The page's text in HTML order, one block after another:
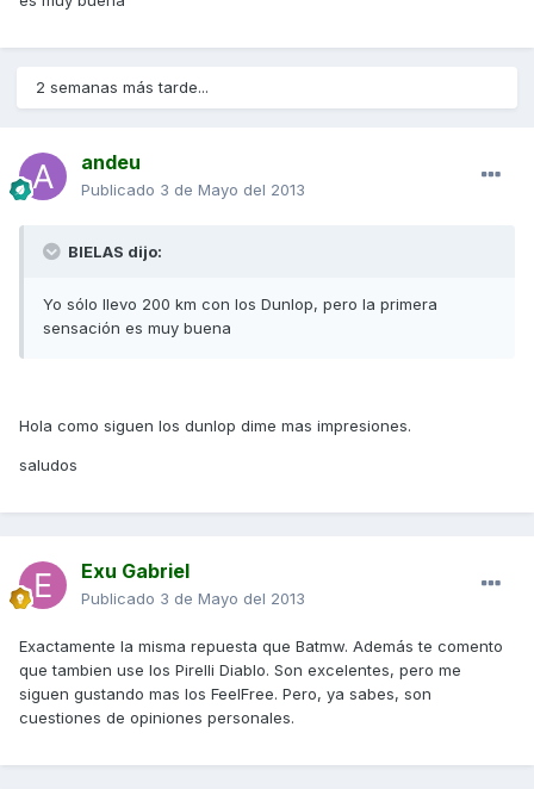
2 semanas más tarde...
andeu
Publicado 3 de Mayo del 2013
BIELAS dijo:
Yo sólo llevo 200 km con los Dunlop, pero la primera
sensación es muy buena
Hola como siguen los dunlop dime mas impresiones.
saludos
Exu Gabriel
Publicado 3 de Mayo del 2013
Exactamente la misma repuesta que Batmw. Además te comento
que tambien use los Pirelli Diablo. Son excelentes, pero me
siguen gustando mas los FeelFree. Pero, ya sabes, son
cuestiones de opiniones personales.